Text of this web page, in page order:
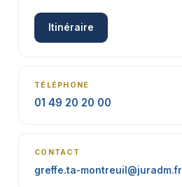
Itinéraire
TÉLÉPHONE
01 49 20 20 00
CONTACT
greffe.ta-montreuil@juradm.fr